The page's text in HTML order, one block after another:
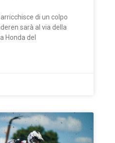
di un colpo
sarà al via della
Honda del